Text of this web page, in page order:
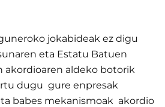
jokabideak ez digu
eta Estatu Batuen
akordioaren aldeko botorik
dugu gure enpresak
babes mekanismoak akordio